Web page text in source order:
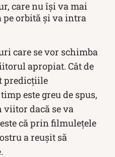
care nu își va mai
pe orbită și va intra
care se vor schimba
apropiat. Cât de
predicțiile
este greu de spus,
viitor dacă se va
că prin filmulețele
a reușit să